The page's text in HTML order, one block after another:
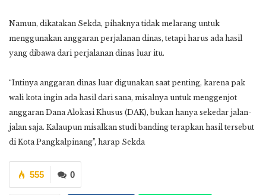
Namun, dikatakan Sekda, pihaknya tidak melarang untuk
menggunakan anggaran perjalanan dinas, tetapi harus ada hasil
yang dibawa dari perjalanan dinas luar itu.
“Intinya anggaran dinas luar digunakan saat penting, karena pak
wali kota ingin ada hasil dari sana, misalnya untuk menggenjot
anggaran Dana Alokasi Khusus (DAK), bukan hanya sekedar jalan-
jalan saja. Kalaupun misalkan studi banding terapkan hasil tersebut
di Kota Pangkalpinang”, harap Sekda
0
555